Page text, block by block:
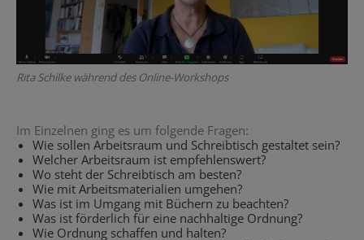
Rita Schilke während des Online-Workshops
Im Einzelnen ging es um folgende Fragen:
Wie sollen Arbeitsraum und Schreibtisch gestaltet sein?
Welcher Arbeitsraum ist empfehlenswert?
Wo steht der Schreibtisch am besten?
Wie mit Arbeitsmaterialien umgehen?
Was ist im Umgang mit Büchern zu beachten?
Was ist förderlich für eine nachhaltige Ordnung?
Wie Ordnung schaffen und halten?